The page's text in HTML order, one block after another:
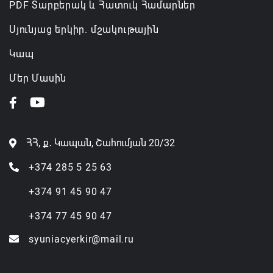
PDF Տարբերակ և Հատուկ Համարներ
Սյունյաց երկիր. մշակութային
Կապ
Մեր Մասին
ՀՀ, ք․ Կապան, Շահումյան 20/32
+374 285 5 25 63
+374 91 45 90 47
+374 77 45 90 47
syuniacyerkir@mail.ru